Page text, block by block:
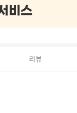
리뷰